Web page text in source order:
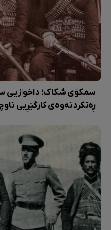
سمکۆی شکاک؛ داخوازیی
ڕەتکردنەوەی کارگێڕیی